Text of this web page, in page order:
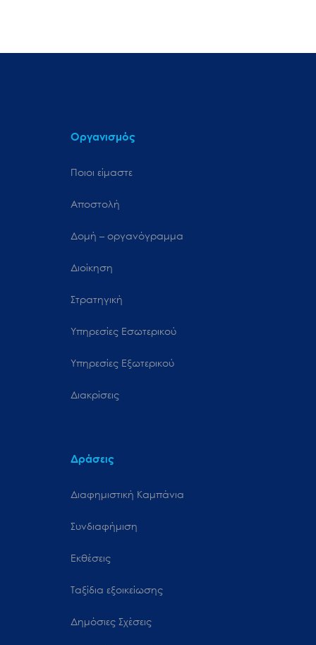
Οργανισμός
Ποιοι είμαστε
Αποστολή
Δομή – οργανόγραμμα
Διοίκηση
Στρατηγική
Υπηρεσίες Εσωτερικού
Υπηρεσίες Εξωτερικού
Διακρίσεις
Δράσεις
Διαφημιστική Καμπάνια
Συνδιαφήμιση
Εκθέσεις
Ταξίδια εξοικείωσης
Δημόσιες Σχέσεις